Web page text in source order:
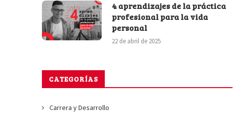
4 aprendizajes de la práctica
profesional para la vida
personal
22 de abril de 2025
CATEGORÍAS
Carrera y Desarrollo